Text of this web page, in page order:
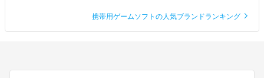
携帯用ゲームソフトの人気ブランドランキング